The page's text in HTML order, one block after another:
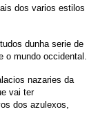
dos varios estilos
dunha serie de
mundo occidental.
nazaries da
vai ter
dos azulexos,